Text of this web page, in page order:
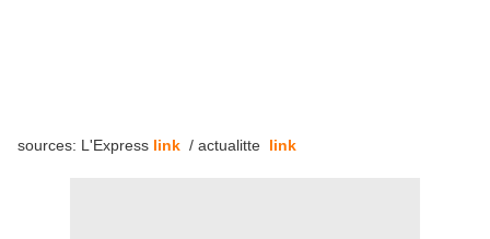
sources: L'Express link / actualitte link